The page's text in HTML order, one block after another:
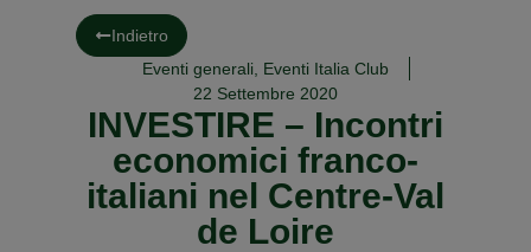
Indietro
Eventi generali
Eventi Italia Club
22 Settembre 2020
INVESTIRE – Incontri
economici franco-
italiani nel Centre-Val
de Loire